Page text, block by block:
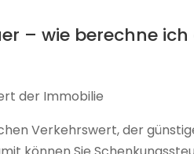
– wie berechne ich
der Immobilie
Verkehrswert, der